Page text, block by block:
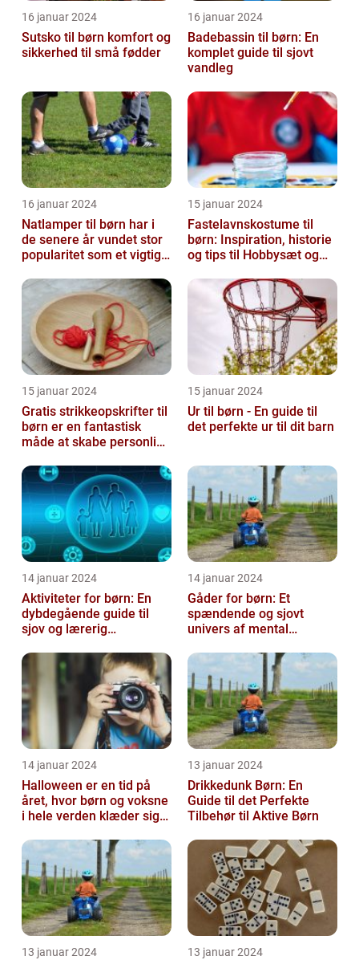
16 januar 2024
Sutsko til børn komfort og
sikkerhed til små fødder
16 januar 2024
Badebassin til børn: En
komplet guide til sjovt
vandleg
16 januar 2024
Natlamper til børn har i
de senere år vundet stor
popularitet som et vigtigt
børneværelset...
15 januar 2024
Fastelavnskostume til
børn: Inspiration, historie
og tips til Hobbysæt og
15 januar 2024
Gratis strikkeopskrifter til
børn er en fantastisk
måde at skabe personlige
15 januar 2024
Ur til børn - En guide til
det perfekte ur til dit barn
14 januar 2024
Aktiviteter for børn: En
dybdegående guide til
sjov og lærerig
14 januar 2024
Gåder for børn: Et
spændende og sjovt
univers af mental
14 januar 2024
Halloween er en tid på
året, hvor børn og voksne
i hele verden klæder sig
fant...
13 januar 2024
Drikkedunk Børn: En
Guide til det Perfekte
Tilbehør til Aktive Børn
13 januar 2024 13 januar 2024